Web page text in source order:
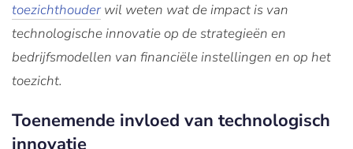
toezichthouder wil weten wat de impact is van
technologische innovatie op de strategieën en
bedrijfsmodellen van financiële instellingen en op het
toezicht.
Toenemende invloed van technologisch
innovatie